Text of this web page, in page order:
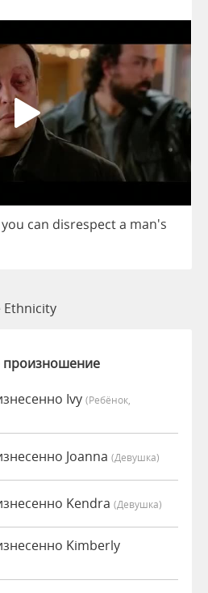
you can disrespecta man's
произношение
Ivy (Ребёнок,
Joanna (девушка)
Kendra (девушка)
Kimberly